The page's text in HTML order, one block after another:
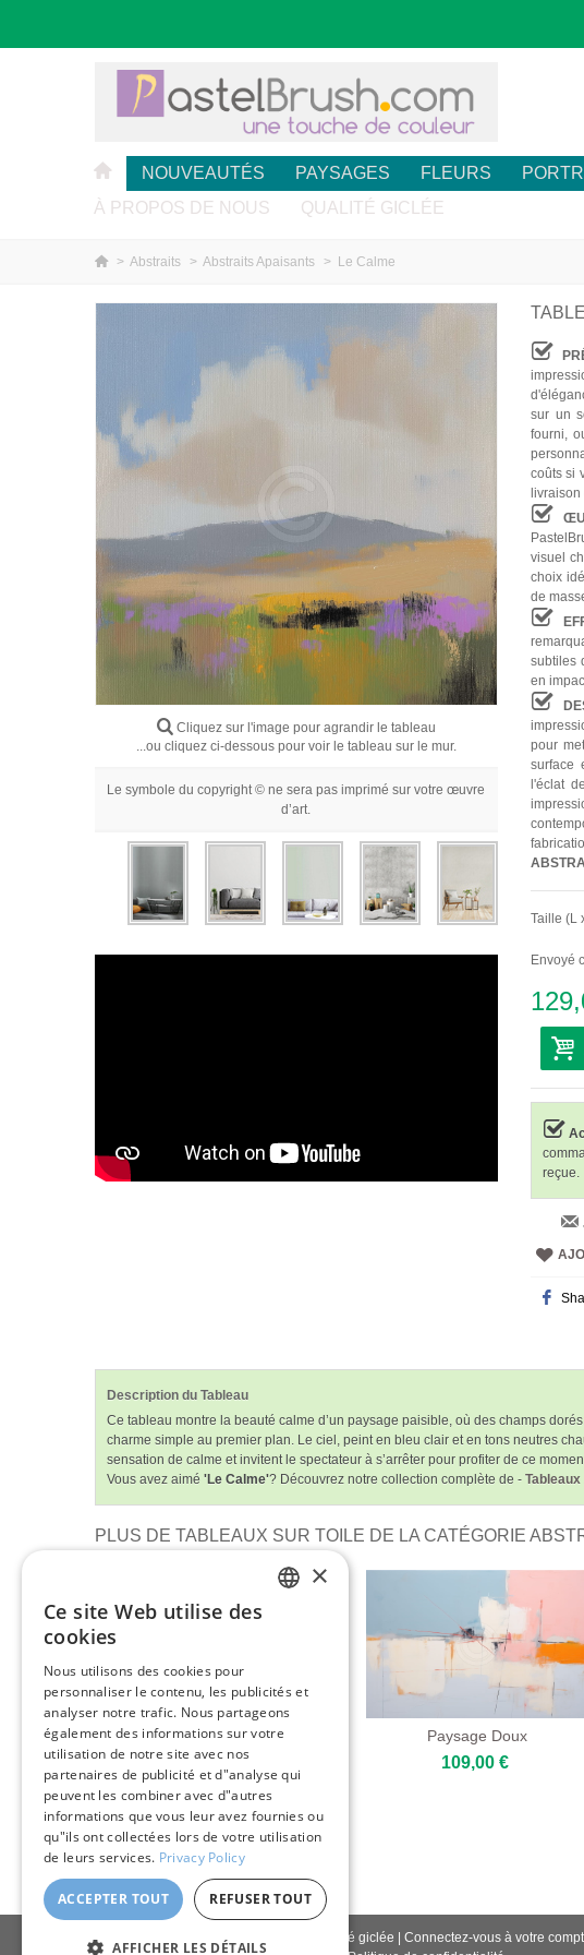
NOUVEAUTÉS PAYSAGES FLEURS
À PROPOS DE NOUS
QUALITÉ GICLÉE
> Abstraits > Abstraits Apaisants > Le Calme
Cliquez sur l'image pour agrandir le tableau
...ou cliquez ci-dessous pour voir le tableau sur le mur.
Le symbole du copyright © ne sera pas imprimé sur votre œuvre
d’art.
sur un
fourni,
coûts si
livraison
visuel
choix
de
subtiles
en
pour
surface
l'éclat
Taille (L
Envoyé
reçue.
Description du Tableau
Ce tableau montre la beauté calme d’un paysage paisible, où des champs
charme simple au premier plan. Le ciel, peint en bleu clair et en tons neutres
sensation de calme et invitent le spectateur à s’arrêter pour profiter de ce
Vous avez aimé 'Le Calme'? Découvrez notre collection complète de -
PLUS DE TABLEAUX SUR TOILE DE LA CATÉGORIE
Couleur Vibrante Abstraite
109,00 €
Paysage Doux
109,00 €
Contactez-nous À propos de nous Qualité giclée | Connectez-vous à votre
GERMAN
FRENCH
SPANISH
×
Ce site Web utilise des
cookies
Nous utilisons des cookies pour
personnaliser le contenu, les publicités et
analyser notre trafic. Nous partageons
également des informations sur votre
utilisation de notre site avec nos
partenaires de publicité et d"analyse qui
peuvent les combiner avec d"autres
informations que vous leur avez fournies ou
qu"ils ont collectées lors de votre utilisation
de leurs services. Privacy Policy
ACCEPTER TOUT REFUSER TOUT
AFFICHER LES DÉTAILS